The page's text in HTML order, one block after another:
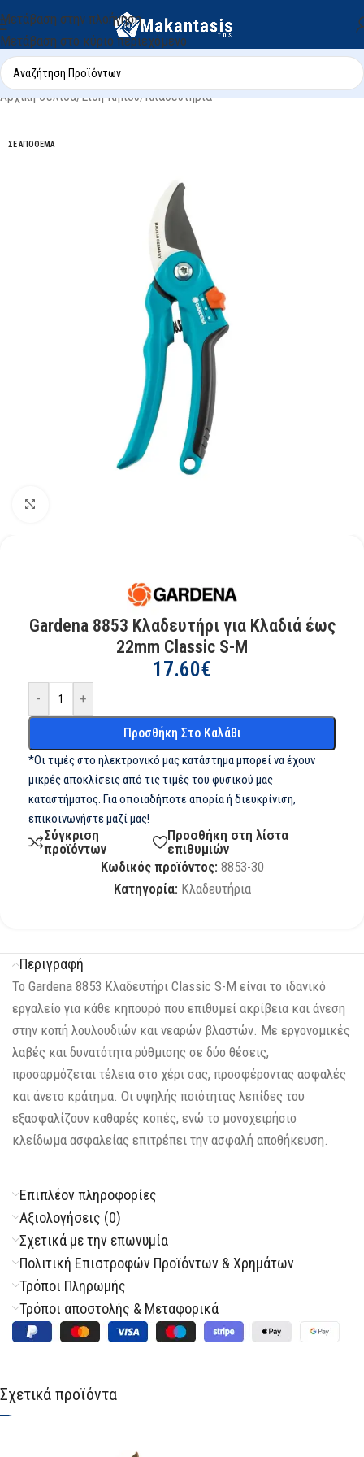
Μετάβαση στην πλοήγηση
Μετάβαση στο κύριο περιεχόμενο
Αρχική σελίδα/Είδη Κήπου/Κλαδευτήρια
ΣΕ ΑΠΌΘΕΜΑ
Gardena 8853 Κλαδευτήρι για Κλαδιά έως
22mm Classic S-M
17.60€
- +
Προσθήκη Στο Καλάθι
*Οι τιμές στο ηλεκτρονικό μας κατάστημα μπορεί να έχουν
μικρές αποκλίσεις από τις τιμές του φυσικού μας
καταστήματος. Για οποιαδήποτε απορία ή διευκρίνιση,
επικοινωνήστε μαζί μας!
Σύγκριση
προϊόντων
Προσθήκη στη λίστα
επιθυμιών
Κωδικός προϊόντος: 8853-30
Κατηγορία: Κλαδευτήρια
Περιγραφή
Το Gardena 8853 Κλαδευτήρι Classic S-M είναι το ιδανικό
εργαλείο για κάθε κηπουρό που επιθυμεί ακρίβεια και άνεση
στην κοπή λουλουδιών και νεαρών βλαστών. Με εργονομικές
λαβές και δυνατότητα ρύθμισης σε δύο θέσεις,
προσαρμόζεται τέλεια στο χέρι σας, προσφέροντας ασφαλές
και άνετο κράτημα. Οι υψηλής ποιότητας λεπίδες του
εξασφαλίζουν καθαρές κοπές, ενώ το μονοχειρήσιο
κλείδωμα ασφαλείας επιτρέπει την ασφαλή αποθήκευση.
Επιπλέον πληροφορίες
Αξιολογήσεις (0)
Σχετικά με την επωνυμία
Πολιτική Επιστροφών Προϊόντων & Χρημάτων
Τρόποι Πληρωμής
Τρόποι αποστολής & Μεταφορικά
Σχετικά προϊόντα